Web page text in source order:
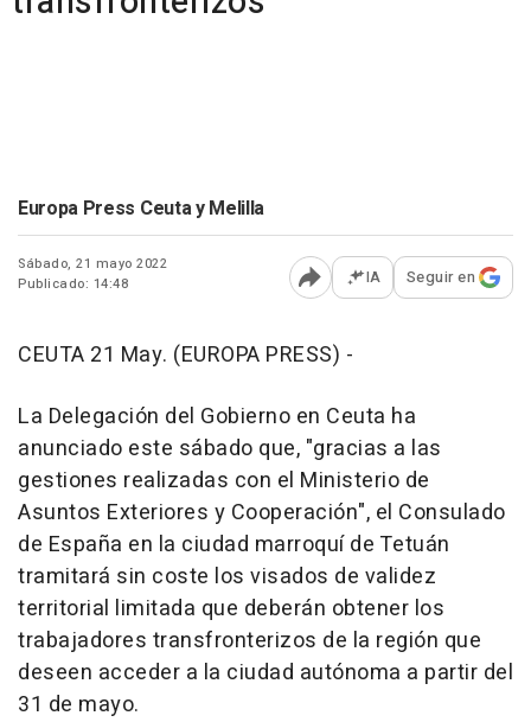
Europa Press Ceuta y Melilla
Sábado, 21 mayo 2022
Publicado: 14:48
Abrir opciones para
IA Seguir en
CEUTA 21 May. (EUROPA PRESS) -
La Delegación del Gobierno en Ceuta ha
anunciado este sábado que, "gracias a las
gestiones realizadas con el Ministerio de
Asuntos Exteriores y Cooperación", el Consulado
de España en la ciudad marroquí de Tetuán
tramitará sin coste los visados de validez
territorial limitada que deberán obtener los
trabajadores transfronterizos de la región que
deseen acceder a la ciudad autónoma a partir del
31 de mayo.